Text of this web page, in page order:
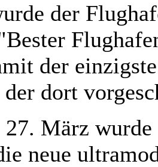
der
der
dort
27. März
neue